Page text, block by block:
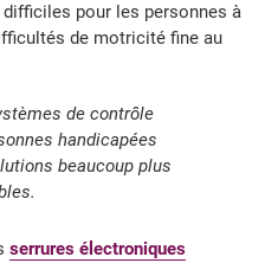
pour les personnes à
de motricité fine au
de contrôle
handicapées
beaucoup plus
serrures électroniques